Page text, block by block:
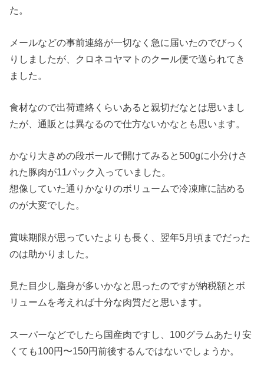
た。
メールなどの事前連絡が一切なく急に届いたのでびっく
りしましたが、クロネコヤマトのクール便で送られてき
ました。
食材なので出荷連絡くらいあると親切だなとは思いまし
たが、通販とは異なるので仕方ないかなとも思います。
かなり大きめの段ボールで開けてみると500gに小分けさ
れた豚肉が11パック入っていました。
想像していた通りかなりのボリュームで冷凍庫に詰める
のが大変でした。
賞味期限が思っていたよりも長く、翌年5月頃までだった
のは助かりました。
見た目少し脂身が多いかなと思ったのですが納税額とボ
リュームを考えれば十分な肉質だと思います。
スーパーなどでしたら国産肉ですし、100グラムあたり安
くても100円〜150円前後するんではないでしょうか。